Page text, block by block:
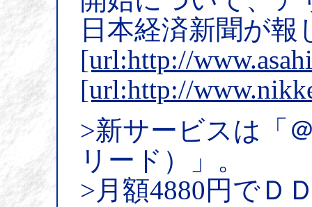
日本経済新聞が報
[url:http://
[url:http://
>新サービスは「
リード）」。
>月額4880円でＤ